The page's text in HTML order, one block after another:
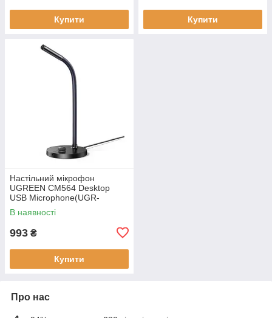
Купити Купити
Настільний мікрофон
UGREEN CM564 Desktop
USB Microphone(UGR-
90416), Black
В наявності
993 ₴
Купити
Про нас